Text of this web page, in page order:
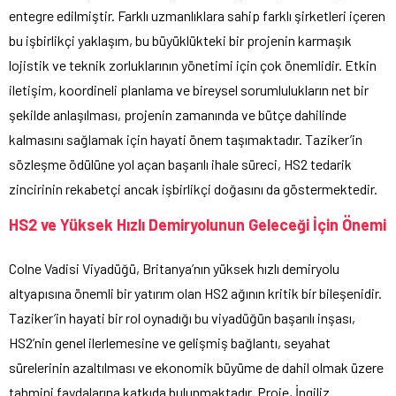
entegre edilmiştir. Farklı uzmanlıklara sahip farklı şirketleri içeren
bu işbirlikçi yaklaşım, bu büyüklükteki bir projenin karmaşık
lojistik ve teknik zorluklarının yönetimi için çok önemlidir. Etkin
iletişim, koordineli planlama ve bireysel sorumlulukların net bir
şekilde anlaşılması, projenin zamanında ve bütçe dahilinde
kalmasını sağlamak için hayati önem taşımaktadır. Taziker’in
sözleşme ödülüne yol açan başarılı ihale süreci, HS2 tedarik
zincirinin rekabetçi ancak işbirlikçi doğasını da göstermektedir.
HS2 ve Yüksek Hızlı Demiryolunun Geleceği İçin Önemi
Colne Vadisi Viyadüğü, Britanya’nın yüksek hızlı demiryolu
altyapısına önemli bir yatırım olan HS2 ağının kritik bir bileşenidir.
Taziker’in hayati bir rol oynadığı bu viyadüğün başarılı inşası,
HS2’nin genel ilerlemesine ve gelişmiş bağlantı, seyahat
sürelerinin azaltılması ve ekonomik büyüme de dahil olmak üzere
tahmini faydalarına katkıda bulunmaktadır. Proje, İngiliz